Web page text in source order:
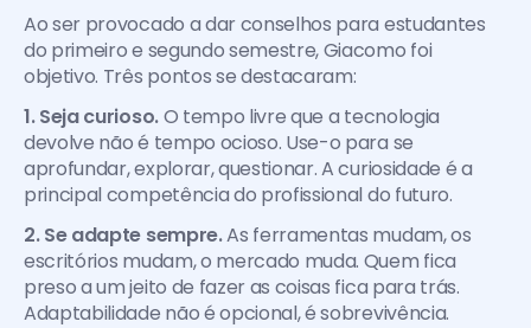
Ao ser provocado a dar conselhos para estudantes
do primeiro e segundo semestre, Giacomo foi
objetivo. Três pontos se destacaram:
1. Seja curioso. O tempo livre que a tecnologia
devolve não é tempo ocioso. Use-o para se
aprofundar, explorar, questionar. A curiosidade é a
principal competência do profissional do futuro.
2. Se adapte sempre. As ferramentas mudam, os
escritórios mudam, o mercado muda. Quem fica
preso a um jeito de fazer as coisas fica para trás.
Adaptabilidade não é opcional, é sobrevivência.